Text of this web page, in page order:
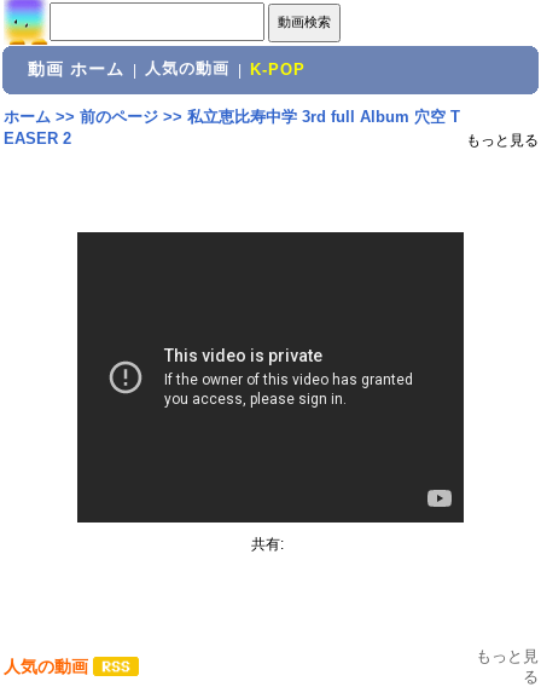
動画 ホーム 人気の動画 K-POP
ホーム>> 前のページ>> 私立恵比寿中学 3rd full Album 穴空 T
EASER 2
もっと見る
共有:
人気の動画
もっと見
る